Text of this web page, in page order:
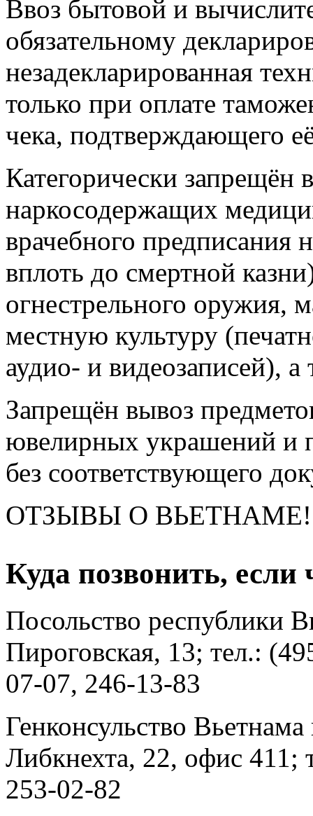
Ввоз бытовой и
обязательному
незадекларированная
только при оплате
чека, подтверждающего
Категорически запрещён
наркосодержащих
врачебного
вплоть до смертной
огнестрельного оружия,
местную культуру
аудио- и видеозаписей),
Запрещён вывоз
ювелирных украшений и
без соответствующего
ОТЗЫВЫ О ВЬЕТНАМЕ!
Куда позвонить, если
Посольство республики
Пироговская, 13; тел.:
07-07, 246-13-83
Генконсульство
Либкнехта, 22, офис 411;
253-02-82